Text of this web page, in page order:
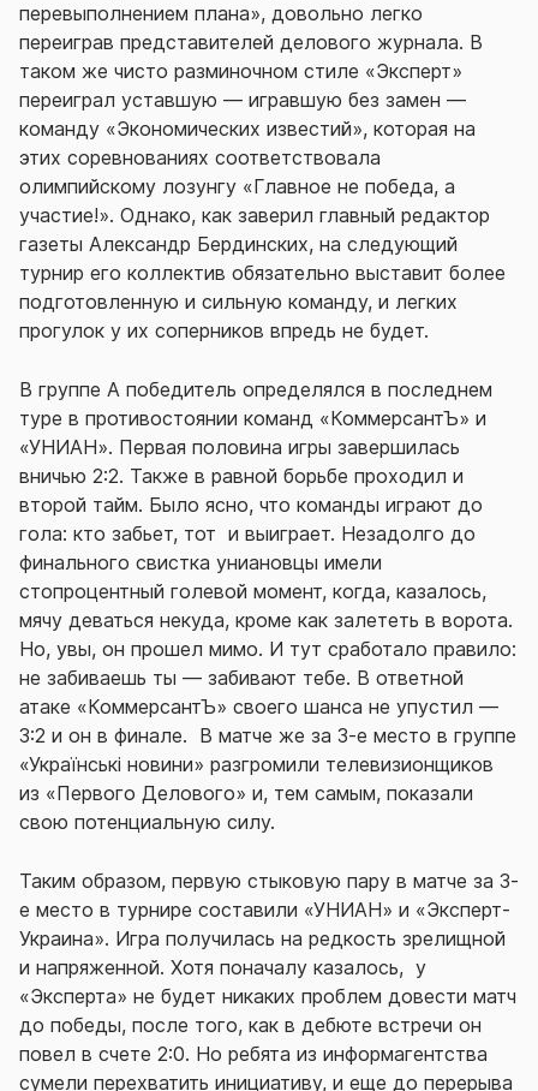
перевыполнением плана», довольно легко
переиграв представителей делового журнала. В
таком же чисто разминочном стиле «Эксперт»
переиграл уставшую — игравшую без замен —
команду «Экономических известий», которая на
этих соревнованиях соответствовала
олимпийскому лозунгу «Главное не победа, а
участие!». Однако, как заверил главный редактор
газеты Александр Бердинских, на следующий
турнир его коллектив обязательно выставит более
подготовленную и сильную команду, и легких
прогулок у их соперников впредь не будет.
В группе А победитель определялся в последнем
туре в противостоянии команд «КоммерсантЪ» и
«УНИАН». Первая половина игры завершилась
вничью 2:2. Также в равной борьбе проходил и
второй тайм. Было ясно, что команды играют до
гола: кто забьет, тот и выиграет. Незадолго до
финального свистка униановцы имели
стопроцентный голевой момент, когда, казалось,
мячу деваться некуда, кроме как залететь в ворота.
Но, увы, он прошел мимо. И тут сработало правило:
не забиваешь ты — забивают тебе. В ответной
атаке «КоммерсантЪ» своего шанса не упустил —
3:2 и он в финале. В матче же за 3-е место в группе
«Українські новини» разгромили телевизионщиков
из «Первого Делового» и, тем самым, показали
свою потенциальную силу.
Таким образом, первую стыковую пару в матче за 3-
е место в турнире составили «УНИАН» и «Эксперт-
Украина». Игра получилась на редкость зрелищной
и напряженной. Хотя поначалу казалось, у
«Эксперта» не будет никаких проблем довести матч
до победы, после того, как в дебюте встречи он
повел в счете 2:0. Но ребята из информагентства
сумели перехватить инициативу, и еще до перерыва